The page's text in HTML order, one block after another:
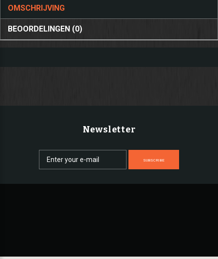
OMSCHRIJVING
BEOORDELINGEN (0)
Newsletter
SUBSCRIBE